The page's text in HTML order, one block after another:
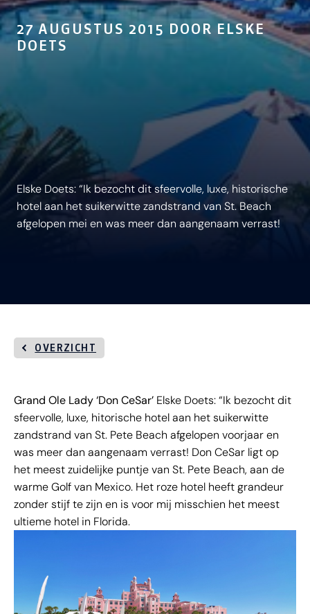
27 AUGUSTUS 2015 DOOR ELSKE
DOETS
Elske Doets: “Ik bezocht dit sfeervolle, luxe, historische
hotel aan het suikerwitte zandstrand van St. Beach
afgelopen mei en was meer dan aangenaam verrast!
OVERZICHT
Grand Ole Lady ‘Don CeSar’ Elske Doets: “Ik bezocht dit
sfeervolle, luxe, hitorische hotel aan het suikerwitte
zandstrand van St. Pete Beach afgelopen voorjaar en
was meer dan aangenaam verrast! Don CeSar ligt op
het meest zuidelijke puntje van St. Pete Beach, aan de
warme Golf van Mexico. Het roze hotel heeft grandeur
zonder stijf te zijn en is voor mij misschien het meest
ultieme hotel in Florida.